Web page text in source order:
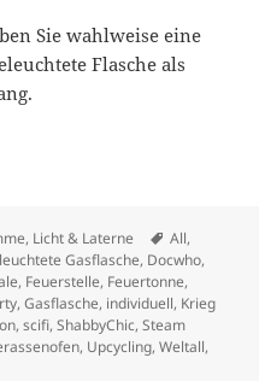
Sie wahlweise eine
Flasche als
– Scifi
, Licht & Laterne Schlagwörter
All,
Gasflasche, Docwho,
, Feuerstelle, Feuertonne,
,Gasflasche, individuell, Krieg
,scifi,ShabbyChic,Steam
, Upcycling,Weltall,